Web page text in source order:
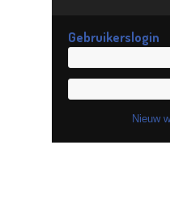
Gebruikerslogin
Nieuw